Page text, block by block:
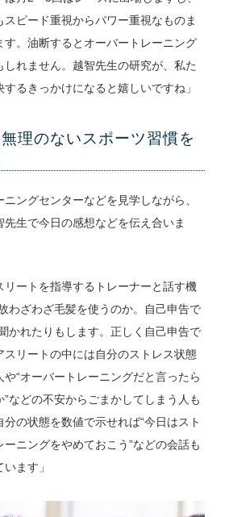
スピード重視からパワー重視なものま
す。油断するとオーバートレーニング
しれません。越智先生の研究が、私た
るきっかけになると嬉しいですね」
理のないスポーツ習慣を
ングセンターなどを見学しながら、
生で今日の感想などを伝え合いま
リートを指導するトレーナーと話す機
わざわざ毛髪を使うのか。自己申告で
かれたりもします。正しく自己申告で
スリートの中には自分のストレス状態
“オーバートレーニングだと言ったら
などの不安からごまかしてしまう人も
の状態を数値で示せれば“今日はスト
ニングをやめておこう”などの会話も
ます」